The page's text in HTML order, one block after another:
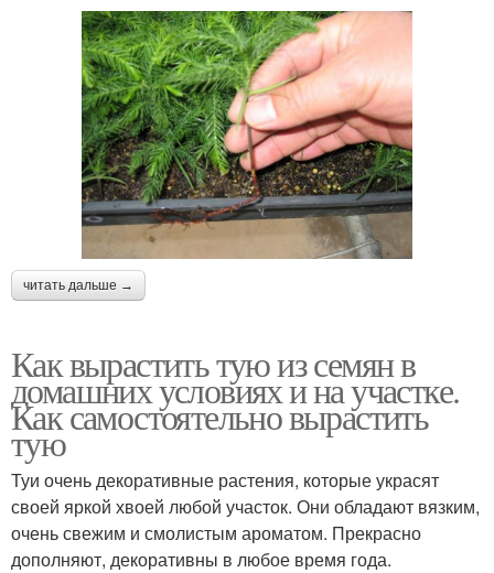
читать дальше →
Как вырастить тую из семян в
домашних условиях и на участке.
Как самостоятельно вырастить
тую
Туи очень декоративные растения, которые украсят
своей яркой хвоей любой участок. Они обладают вязким,
очень свежим и смолистым ароматом. Прекрасно
дополняют, декоративны в любое время года.